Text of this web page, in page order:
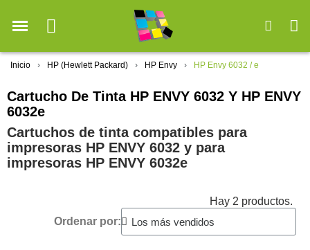
Inicio HP (Hewlett Packard) HP Envy HP Envy 6032 / e
Cartucho De Tinta HP ENVY 6032 Y HP ENVY
6032e
Cartuchos de tinta compatibles para
impresoras HP ENVY 6032 y para
impresoras HP ENVY 6032e
Hay 2 productos.
Ordenar por: